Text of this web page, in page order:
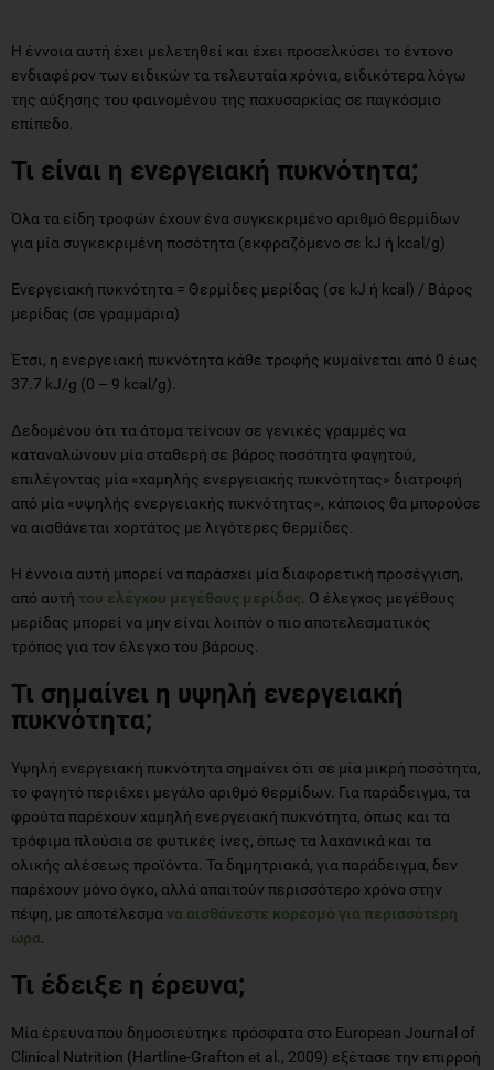
Η έννοια αυτή έχει μελετηθεί και έχει προσελκύσει το έντονο
ενδιαφέρον των ειδικών τα τελευταία χρόνια, ειδικότερα λόγω
της αύξησης του φαινομένου της παχυσαρκίας σε παγκόσμιο
επίπεδο.
Τι είναι η ενεργειακή πυκνότητα;
Όλα τα είδη τροφών έχουν ένα συγκεκριμένο αριθμό θερμίδων
για μία συγκεκριμένη ποσότητα (εκφραζόμενο σε kJ ή kcal/g)
Ενεργειακή πυκνότητα = Θερμίδες μερίδας (σε kJ ή kcal) / Βάρος
μερίδας (σε γραμμάρια)
Έτσι, η ενεργειακή πυκνότητα κάθε τροφής κυμαίνεται από 0 έως
37.7 kJ/g (0 – 9 kcal/g).
Δεδομένου ότι τα άτομα τείνουν σε γενικές γραμμές να
καταναλώνουν μία σταθερή σε βάρος ποσότητα φαγητού,
επιλέγοντας μία «χαμηλής ενεργειακής πυκνότητας» διατροφή
από μία «υψηλής ενεργειακής πυκνότητας», κάποιος θα μπορούσε
να αισθάνεται χορτάτος με λιγότερες θερμίδες.
Η έννοια αυτή μπορεί να παράσχει μία διαφορετική προσέγγιση,
από αυτή του ελέγχου μεγέθους μερίδας . Ο έλεγχος μεγέθους
μερίδας μπορεί να μην είναι λοιπόν ο πιο αποτελεσματικός
τρόπος για τον έλεγχο του βάρους.
Τι σημαίνει η υψηλή ενεργειακή
πυκνότητα;
Υψηλή ενεργειακή πυκνότητα σημαίνει ότι σε μία μικρή ποσότητα,
το φαγητό περιέχει μεγάλο αριθμό θερμίδων. Για παράδειγμα, τα
φρούτα παρέχουν χαμηλή ενεργειακή πυκνότητα, όπως και τα
τρόφιμα πλούσια σε φυτικές ίνες, όπως τα λαχανικά και τα
ολικής αλέσεως προϊόντα. Τα δημητριακά, για παράδειγμα, δεν
παρέχουν μόνο όγκο, αλλά απαιτούν περισσότερο χρόνο στην
πέψη, με αποτέλεσμα να αισθάνεστε κορεσμό για περισσότερη
ώρα
Τι έδειξε η έρευνα;
Μία έρευνα που δημοσιεύτηκε πρόσφατα στο European Journal of
Clinical Nutrition (Hartline-Grafton et al., 2009) εξέτασε την επιρροή